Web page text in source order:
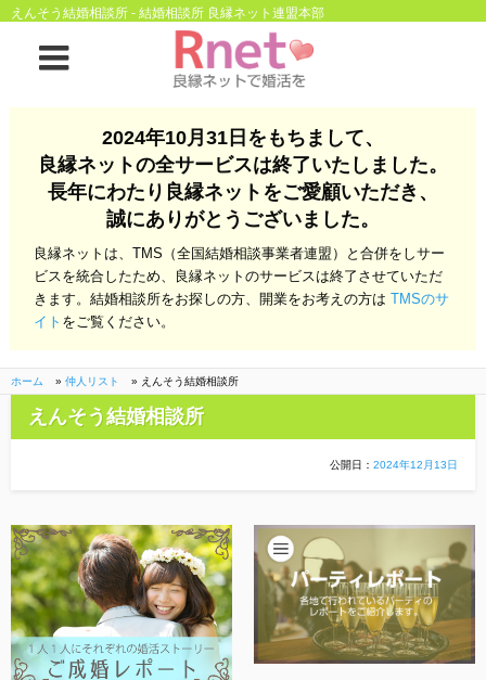
良縁ネットとは
お金のこと
会社概要
よくある質問
る質問
開業支援
お金のこと
会社概要
えんそう結婚相談所 - 結婚相談所 良縁ネット連盟本部
2024年10月31日をもちまして、
良縁ネットの全サービスは終了いたしました。
長年にわたり良縁ネットをご愛顧いただき、
誠にありがとうございました。
良縁ネットは、TMS（全国結婚相談事業者連盟）と合併をしサー
ビスを統合したため、良縁ネットのサービスは終了させていただ
きます。結婚相談所をお探しの方、開業をお考えの方はTMSのサ
イト をご覧ください。
ホーム » 仲人リスト » えんそう結婚相談所
えんそう結婚相談所
公開日： 2024年12月13日